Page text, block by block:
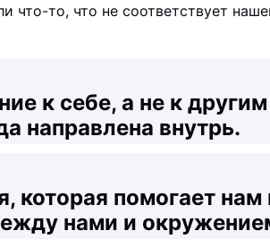
что-то, что не соответствует
к себе, а не к
направлена внутрь.
которая помогает нам
нами и